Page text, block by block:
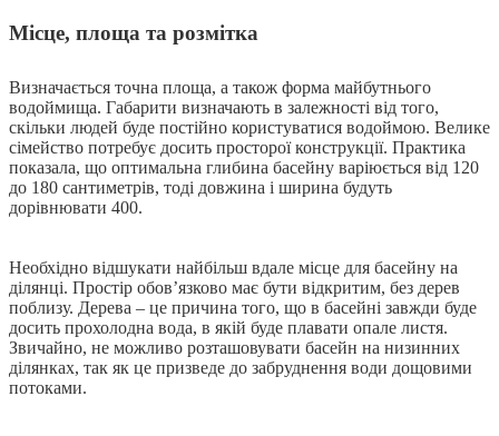
Місце, площа та розмітка
Визначається точна площа, а також форма майбутнього
водоймища. Габарити визначають в залежності від того,
скільки людей буде постійно користуватися водоймою. Велике
сімейство потребує досить просторої конструкції. Практика
показала, що оптимальна глибина басейну варіюється від 120
до 180 сантиметрів, тоді довжина і ширина будуть
дорівнювати 400.
Необхідно відшукати найбільш вдале місце для басейну на
ділянці. Простір обов’язково має бути відкритим, без дерев
поблизу. Дерева – це причина того, що в басейні завжди буде
досить прохолодна вода, в якій буде плавати опале листя.
Звичайно, не можливо розташовувати басейн на низинних
ділянках, так як це призведе до забруднення води дощовими
потоками.